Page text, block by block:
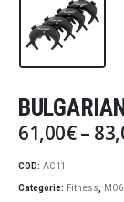
61,00€–
COD: AC11
Categorie: Fitness,